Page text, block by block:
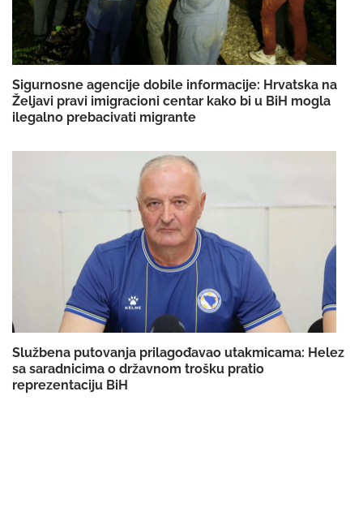
Sigurnosne agencije dobile informacije: Hrvatska na
Željavi pravi imigracioni centar kako bi u BiH mogla
ilegalno prebacivati migrante
Službena putovanja prilagođavao utakmicama: Helez
sa saradnicima o državnom trošku pratio
reprezentaciju BiH